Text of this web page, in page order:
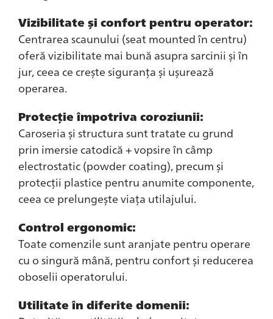
Vizibilitate şi confort pentru operator:
Centrarea scaunului (seat mounted în centru)
oferă vizibilitate mai bună asupra sarcinii și în
jur, ceea ce crește siguranța și ușurează
operarea.
Protecție împotriva coroziunii:
Caroseria și structura sunt tratate cu grund
prin imersie catodică + vopsire în câmp
electrostatic (powder coating), precum și
protecții plastice pentru anumite componente,
ceea ce prelungește viața utilajului.
Control ergonomic:
Toate comenzile sunt aranjate pentru operare
cu o singură mână, pentru confort și reducerea
oboselii operatorului.
Utilitate în diferite domenii: